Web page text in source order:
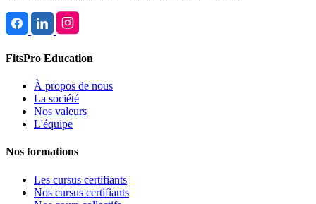
FitsPro Education
À propos de nous
La société
Nos valeurs
L'équipe
Nos formations
Les cursus certifiants
Nos cursus certifiants